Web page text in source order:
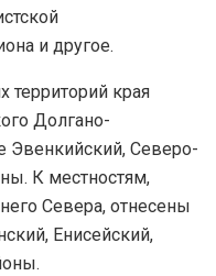
и другое.
территорий края
Долгано-
Эвенкийский, Северо-
К местностям,
Севера, отнесены
Енисейский,